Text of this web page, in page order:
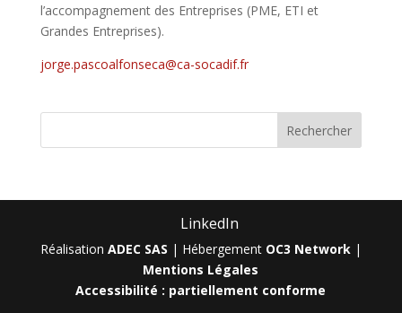
l’accompagnement des Entreprises (PME, ETI et
Grandes Entreprises).
jorge.pascoalfonseca@ca-socadif.fr
LinkedIn
Réalisation ADEC SAS | Hébergement OC3 Network|
Mentions Légales
Accessibilité : partiellement conforme